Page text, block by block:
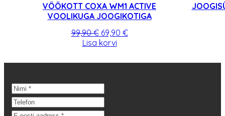
VÖÖKOTT COXA WM1 ACTIVE
VOOLIKUGA JOOGIKOTIGA
99,90€ Algne
hind
99,90 €.
69,90 €Praegune
69,90 €.
Lisa korvi